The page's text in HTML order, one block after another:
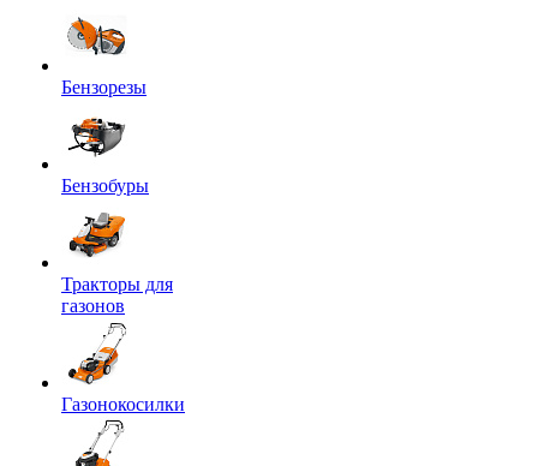
Бензорезы
Бензобуры
Тракторы для
газонов
Газонокосилки